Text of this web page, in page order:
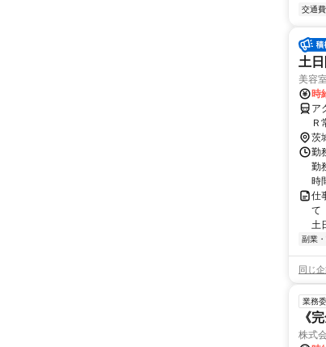
交通
土
美容
時
ア
Ｒ
茨
勤
勤
時
仕
て
土
副業
同じ
業務
《
株式